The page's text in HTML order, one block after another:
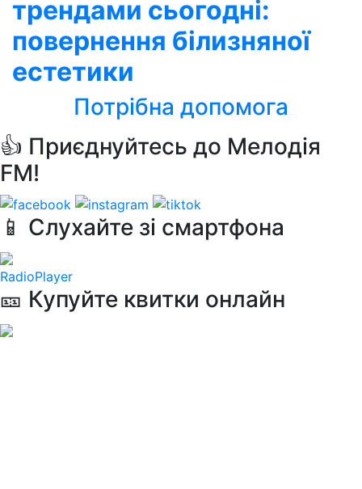
трендами сьогодні:
повернення білизняної
естетики
Потрібна допомога
👍 Приєднуйтесь до Мелодія
FM!
📱 Слухайте зі смартфона
RadioPlayer
🎫 Купуйте квитки онлайн